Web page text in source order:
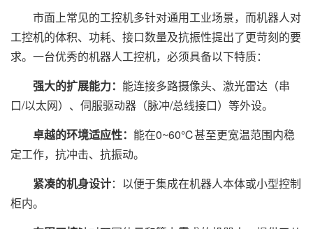
市面上常见的工控机多针对通用工业场景，而机器人对
工控机的体积、功耗、接口数量及抗振性提出了更苛刻的要
求。一台优秀的机器人工控机，必须具备以下特质：
强大的扩展能力： 能连接多路摄像头、激光雷达（串
口/以太网）、伺服驱动器（脉冲/总线接口）等外设。
卓越的环境适应性： 能在0~60℃甚至更宽温范围内稳
定工作，抗冲击、抗振动。
紧凑的机身设计：以便于集成在机器人本体或小型控制
柜内。